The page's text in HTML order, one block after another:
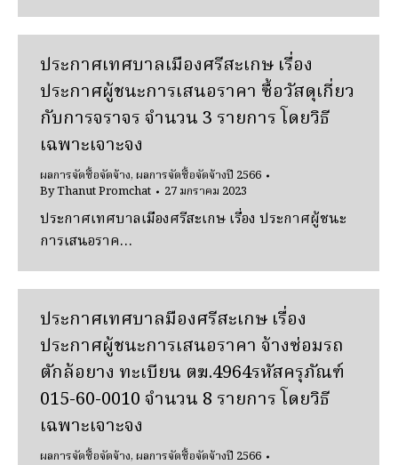
ประกาศเทศบาลเมืองศรีสะเกษ เรื่อง
ประกาศผู้ชนะการเสนอราคา ซื้อวัสดุเกี่ยว
กับการจราจร จำนวน 3 รายการ โดยวิธี
เฉพาะเจาะจง
ผลการจัดซื้อจัดจ้าง,ผลการจัดซื้อจัดจ้างปี 2566
ByThanut Promchat 27 มกราคม 2023
ประกาศเทศบาลเมืองศรีสะเกษ เรื่อง ประกาศผู้ชนะ
การเสนอราค…
ประกาศเทศบาลมืองศรีสะเกษ เรื่อง
ประกาศผู้ชนะการเสนอราคา จ้างซ่อมรถ
ตักล้อยาง ทะเบียน ตฆ.4964รหัสครุภัณฑ์
015-60-0010 จำนวน 8 รายการ โดยวิธี
เฉพาะเจาะจง
ผลการจัดซื้อจัดจ้าง,ผลการจัดซื้อจัดจ้างปี 2566